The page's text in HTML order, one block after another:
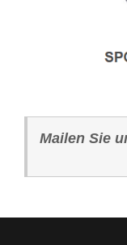
Mailen Sie